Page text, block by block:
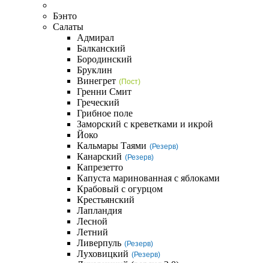
Бэнто
Салаты
Адмирал
Балканский
Бородинский
Бруклин
Винегрет (Пост)
Гренни Смит
Греческий
Грибное поле
Заморский с креветками и икрой
Йоко
Кальмары Таями (Резерв)
Канарский (Резерв)
Капрезетто
Капуста маринованная с яблоками
Крабовый с огурцом
Крестьянский
Лапландия
Лесной
Летний
Ливерпуль (Резерв)
Луховицкий (Резерв)